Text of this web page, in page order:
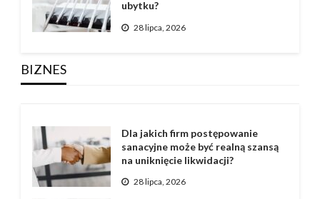
ubytku?
28 lipca, 2026
BIZNES
Dla jakich firm postępowanie
sanacyjne może być realną szansą
na uniknięcie likwidacji?
28 lipca, 2026